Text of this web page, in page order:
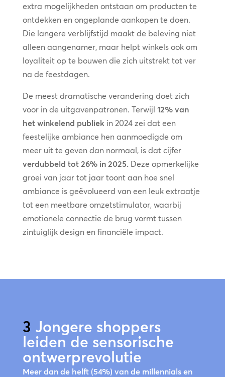
extra mogelijkheden ontstaan om producten te
ontdekken en ongeplande aankopen te doen.
Die langere verblijfstijd maakt de beleving niet
alleen aangenamer, maar helpt winkels ook om
loyaliteit op te bouwen die zich uitstrekt tot ver
na de feestdagen.
De meest dramatische verandering doet zich
voor in de uitgavenpatronen. Terwijl 12% van
het winkelend publiek in 2024 zei dat een
feestelijke ambiance hen aanmoedigde om
meer uit te geven dan normaal, is dat cijfer
verdubbeld tot 26% in 2025.Deze opmerkelijke
groei van jaar tot jaar toont aan hoe snel
ambiance is geëvolueerd van een leuk extraatje
tot een meetbare omzetstimulator, waarbij
emotionele connectie de brug vormt tussen
zintuiglijk design en financiële impact.
3 Jongere shoppers
leiden de sensorische
ontwerprevolutie
Meer dan de helft (54%) van de millennials en